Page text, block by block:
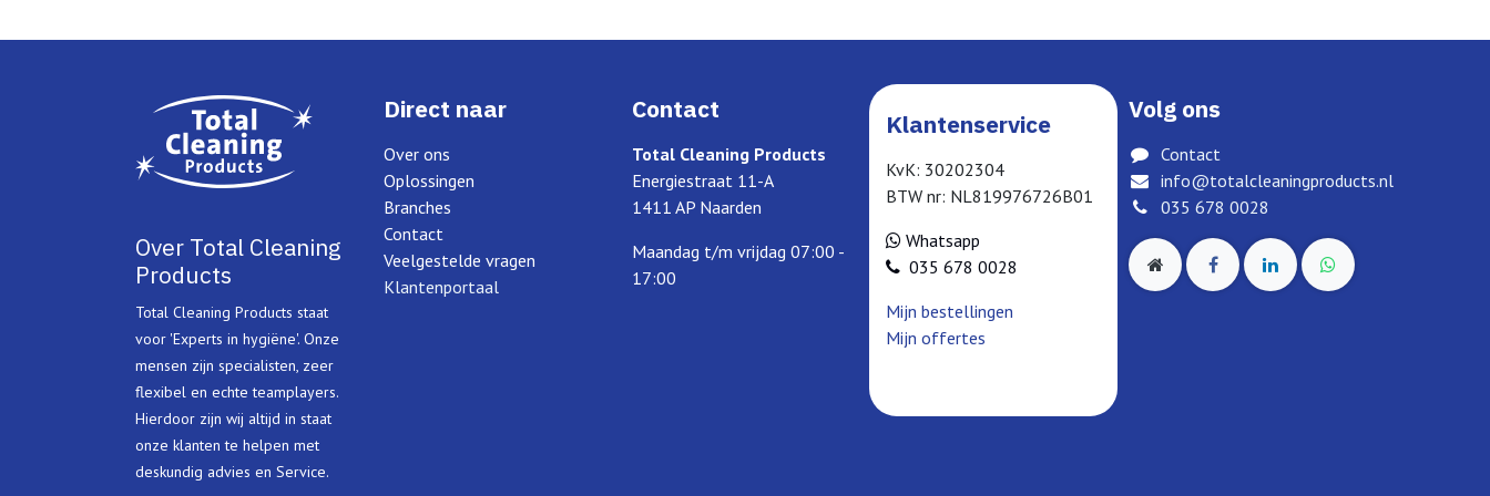
Over Total Cleaning
Products
Total Cleaning Products staat
voor 'Experts in hygiëne'. Onze
mensen zijn specialisten, zeer
flexibel en echte teamplayers.
Hierdoor zijn wij altijd in staat
onze klanten te helpen met
deskundig advies en Service.
Direct naar
Over ons
Oplossingen
Branches
Contact
Veelgestelde vragen
Klantenportaal
Contact
Total Cleaning Products
Energiestraat 11-A
1411 AP Naarden
Maandag t/m vrijdag 07:00 -
17:00
Klantenservice
KvK: 30202304
BTW nr: NL819976726B01
Whatsapp
035 678 0028
Mijn bestellingen
Mijn offertes
Volg ons
Contact
info@totalcleaningproducts.nl
035 678 0028